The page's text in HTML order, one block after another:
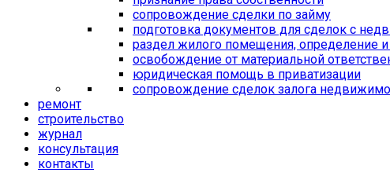
сопровождение сделки по займу
подготовка документов для сделок с
раздел жилого помещения, определение
освобождение от материальной
юридическая помощь в приватизации
сопровождение сделок залога
ремонт
строительство
журнал
консультация
контакты